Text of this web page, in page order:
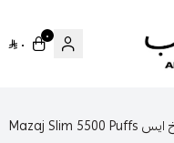
سحبة سيجارة مزاج سليم 5500 موشة خوخ ايس Mazaj Slim 5500 Puffs